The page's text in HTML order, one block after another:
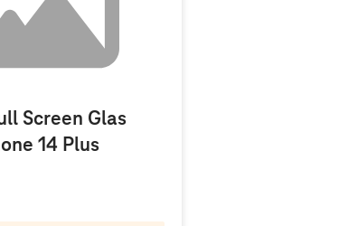
Screen Glas
14 Plus